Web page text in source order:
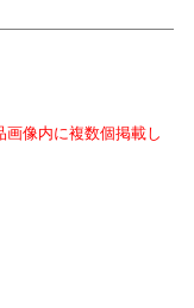
像内に複数個掲載し